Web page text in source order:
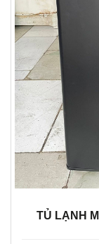
TỦ LẠNH